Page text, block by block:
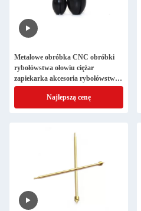
Metalowe obróbka CNC obróbki
rybołówstwa ołowiu ciężar
zapiekarka akcesoria rybołówstwa
ISO9001 zatwierdzone
Najlepszą cenę